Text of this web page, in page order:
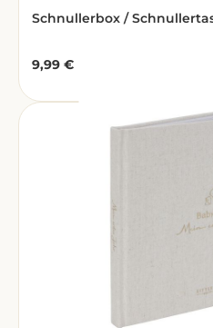
Schnullerbox /
Regulärer Preis:
9,99 €